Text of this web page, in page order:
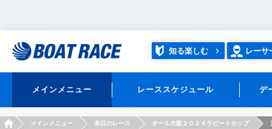
知る楽しむ レーサ
メインメニュー レーススケジュール デ
HOMEメインメニュー 本日のレース オール大阪２０２４ラピートカップ